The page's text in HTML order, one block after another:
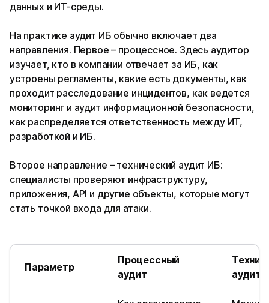
данных и ИТ-среды.
На практике аудит ИБ обычно включает два
направления. Первое – процессное. Здесь аудитор
изучает, кто в компании отвечает за ИБ, как
устроены регламенты, какие есть документы, как
проходит расследование инцидентов, как ведется
мониторинг и аудит информационной безопасности,
как распределяется ответственность между ИТ,
разработкой и ИБ.
Второе направление – технический аудит ИБ:
специалисты проверяют инфраструктуру,
приложения, API и другие объекты, которые могут
стать точкой входа для атаки.
Параметр
Процессный
аудит
аудит